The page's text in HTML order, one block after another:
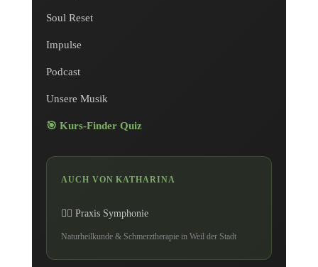
Soul Reset
Impulse
Podcast
Unsere Musik
🎯 Kurs-Finder Quiz
AUCH VON KATHARINA
💆‍♀️ Praxis Symphonie
Naturheilkunde & Schmerztherapie in Weil der Stadt